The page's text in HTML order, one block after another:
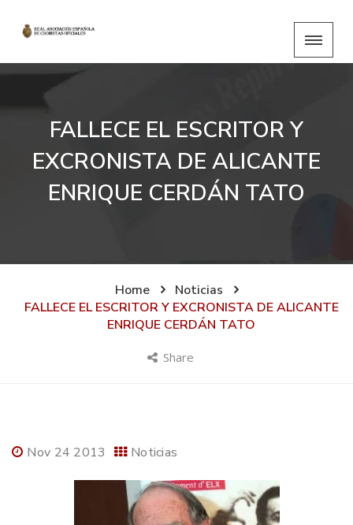
FALLECE EL ESCRITOR Y
EXCRONISTA DE ALICANTE
ENRIQUE CERDÁN TATO
Home
Noticias
FALLECE EL ESCRITOR Y EXCRONISTA DE ALICANTE
ENRIQUE CERDÁN TATO
Share
Nov 24 2013 Noticias